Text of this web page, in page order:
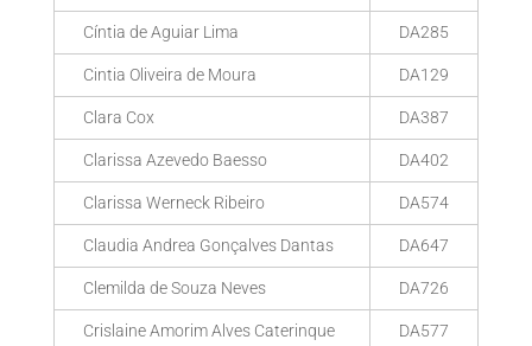
Cíntia de Aguiar Lima DA285
Cintia Oliveira de Moura DA129
Clara Cox DA387
Clarissa Azevedo Baesso DA402
Clarissa Werneck Ribeiro DA574
Claudia Andrea Gonçalves Dantas DA647
Clemilda de Souza Neves DA726
Crislaine Amorim Alves Caterinque DA577